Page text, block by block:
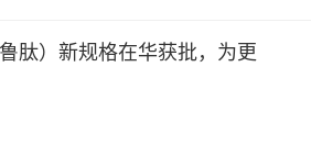
肽）新规格在华获批，为更